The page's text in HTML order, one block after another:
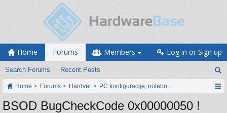
Home Forums
Search Forums Recent Posts
Members Log in or Sign up
Home Forums Hardver PC konfiguracije, notebook računari, servis
BSOD BugCheckCode 0x00000050 !